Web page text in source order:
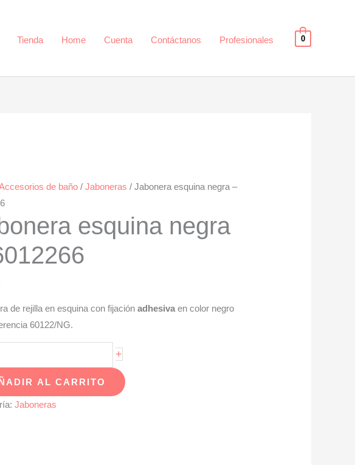
Tienda Home Cuenta Contáctanos Profesionales 0
de baño / Jaboneras / Jabonera esquina negra –
esquina negra
de rejilla en esquina con fijación adhesiva en color negro
60122/NG.
+
AL CARRITO
Jaboneras